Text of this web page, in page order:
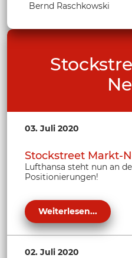
Bernd Raschkowski
03. Juli 2020
Stockstreet Markt-
Lufthansa steht nun an
Positionierungen!
Weiterlesen...
02. Juli 2020